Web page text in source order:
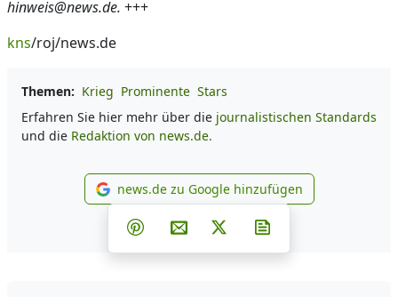
hinweis@news.de. +++
kns/roj/news.de
Themen: Krieg Prominente Stars
Erfahren Sie hier mehr über die journalistischen Standards
und die Redaktion von news.de.
news.de zu Google
news.de zu Google hinzufügen
Teilen auf Facebook
Teilen auf Whatsapp
Teilen auf Telegram
Teilen auf Pinterest
Per E-Mail teilen
Post auf X